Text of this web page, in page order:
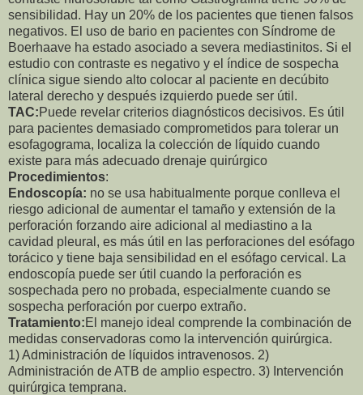
sensibilidad. Hay un 20% de los pacientes que tienen falsos
negativos. El uso de bario en pacientes con Síndrome de
Boerhaave ha estado asociado a severa mediastinitos. Si el
estudio con contraste es negativo y el índice de sospecha
clínica sigue siendo alto colocar al paciente en decúbito
lateral derecho y después izquierdo puede ser útil.
TAC:Puede revelar criterios diagnósticos decisivos. Es útil
para pacientes demasiado comprometidos para tolerar un
esofagograma, localiza la colección de líquido cuando
existe para más adecuado drenaje quirúrgico
Procedimientos:
Endoscopía: no se usa habitualmente porque conlleva el
riesgo adicional de aumentar el tamaño y extensión de la
perforación forzando aire adicional al mediastino a la
cavidad pleural, es más útil en las perforaciones del esófago
torácico y tiene baja sensibilidad en el esófago cervical. La
endoscopía puede ser útil cuando la perforación es
sospechada pero no probada, especialmente cuando se
sospecha perforación por cuerpo extraño.
Tratamiento:El manejo ideal comprende la combinación de
medidas conservadoras como la intervención quirúrgica.
1) Administración de líquidos intravenosos. 2)
Administración de ATB de amplio espectro. 3) Intervención
quirúrgica temprana.